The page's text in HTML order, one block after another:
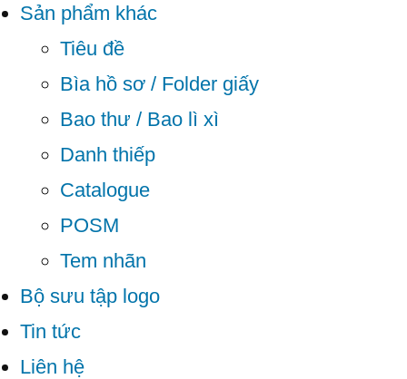
Sản phẩm khác
Tiêu đề
Bìa hồ sơ / Folder giấy
Bao thư / Bao lì xì
Danh thiếp
Catalogue
POSM
Tem nhãn
Bộ sưu tập logo
Tin tức
Liên hệ